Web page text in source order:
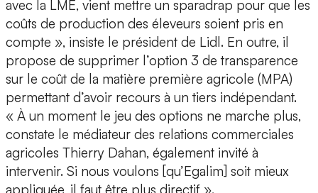
avec la LME, vient mettre un sparadrap pour que les
coûts de production des éleveurs soient pris en
compte », insiste le président de Lidl. En outre, il
propose de supprimer l’option 3 de transparence
sur le coût de la matière première agricole (MPA)
permettant d’avoir recours à un tiers indépendant.
« À un moment le jeu des options ne marche plus,
constate le médiateur des relations commerciales
agricoles Thierry Dahan, également invité à
intervenir. Si nous voulons [qu’Egalim] soit mieux
appliquée, il faut être plus directif ».